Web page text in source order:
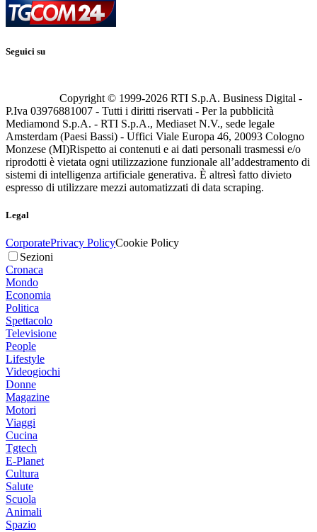
Seguici su
Copyright © 1999-2026 RTI S.p.A. Business Digital -
P.Iva 03976881007 - Tutti i diritti riservati - Per la pubblicità
Mediamond S.p.A. - RTI S.p.A., Mediaset N.V., sede legale
Amsterdam (Paesi Bassi) - Uffici Viale Europa 46, 20093 Cologno
Monzese (MI)Rispetto ai contenuti e ai dati personali trasmessi e/o
riprodotti è vietata ogni utilizzazione funzionale all’addestramento di
sistemi di intelligenza artificiale generativa. È altresì fatto divieto
espresso di utilizzare mezzi automatizzati di data scraping.
Legal
CorporatePrivacy PolicyCookie Policy
Sezioni
Cronaca
Mondo
Economia
Politica
Spettacolo
Televisione
People
Lifestyle
Videogiochi
Donne
Magazine
Motori
Viaggi
Cucina
Tgtech
E-Planet
Cultura
Salute
Scuola
Animali
Spazio